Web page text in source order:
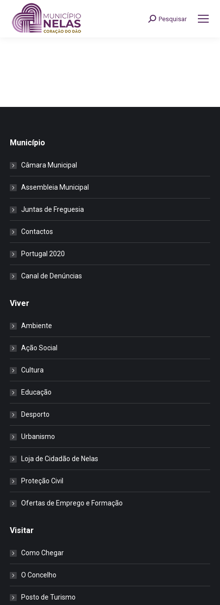
Search:
Pesquisar
Município
Câmara Municipal
Assembleia Municipal
Juntas de Freguesia
Contactos
Portugal 2020
Canal de Denúncias
Viver
Ambiente
Ação Social
Cultura
Educação
Desporto
Urbanismo
Loja de Cidadão de Nelas
Proteção Civil
Ofertas de Emprego e Formação
Visitar
Como Chegar
O Concelho
Posto de Turismo